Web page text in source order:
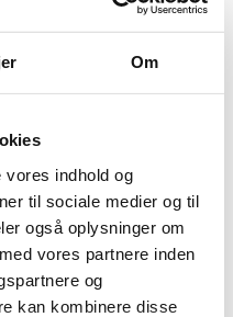
Om
indhold og
til sociale medier og til
også oplysninger om
vores partnere inden
og
kan kombinere disse